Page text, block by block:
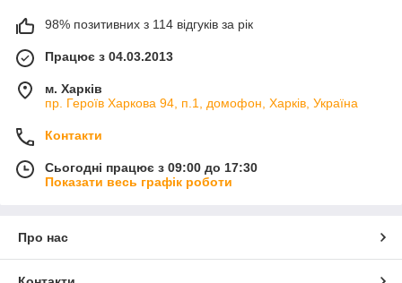
98% позитивних з 114 відгуків за рік
Працює з 04.03.2013
м. Харків
пр. Героїв Харкова 94, п.1, домофон, Харків, Україна
Контакти
Сьогодні працює з 09:00 до 17:30
Показати весь графік роботи
Про нас